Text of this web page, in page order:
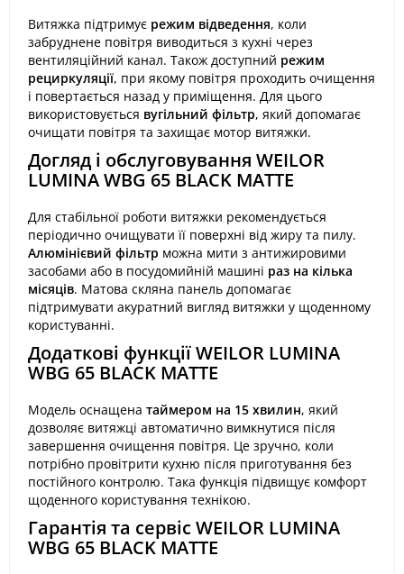
Витяжка підтримує режим відведення, коли
забруднене повітря виводиться з кухні через
вентиляційний канал. Також доступний режим
рециркуляції, при якому повітря проходить очищення
і повертається назад у приміщення. Для цього
використовується вугільний фільтр, який допомагає
очищати повітря та захищає мотор витяжки.
Догляд і обслуговування WEILOR
LUMINA WBG 65 BLACK MATTE
Для стабільної роботи витяжки рекомендується
періодично очищувати її поверхні від жиру та пилу.
Алюмінієвий фільтр можна мити з антижировими
засобами або в посудомийній машині раз на кілька
місяців. Матова скляна панель допомагає
підтримувати акуратний вигляд витяжки у щоденному
користуванні.
Додаткові функції WEILOR LUMINA
WBG 65 BLACK MATTE
Модель оснащена таймером на 15 хвилин, який
дозволяє витяжці автоматично вимкнутися після
завершення очищення повітря. Це зручно, коли
потрібно провітрити кухню після приготування без
постійного контролю. Така функція підвищує комфорт
щоденного користування технікою.
Гарантія та сервіс WEILOR LUMINA
WBG 65 BLACK MATTE